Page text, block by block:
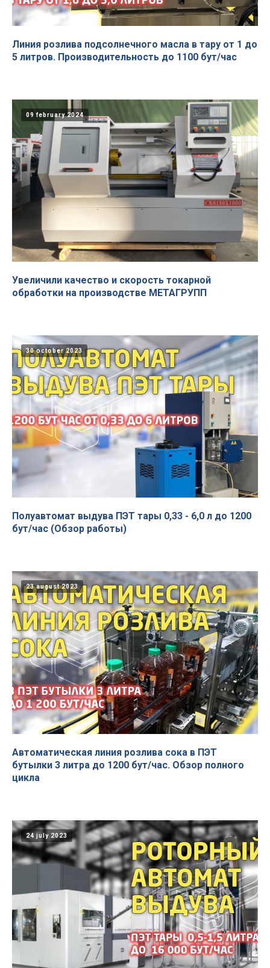
Линия розлива подсолнечного масла в тару от 1 до
5 литров. Производительность до 1100 бут/час
09 february 2024
Увеличили качество и скорость токарной
обработки на производстве МЕТАГРУПП
30 october 2023
Полуавтомат выдува ПЭТ тары 0,33 - 6,0 л до 1200
бут/час (Обзор работы)
23 august 2023
Автоматическая линия розлива сока в ПЭТ
бутылки 3 литра до 1200 бут/час. Обзор полного
цикла
24 july 2023